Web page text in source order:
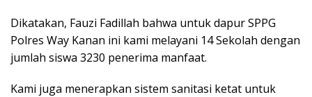
Dikatakan, Fauzi Fadillah bahwa untuk dapur SPPG
Polres Way Kanan ini kami melayani 14 Sekolah dengan
jumlah siswa 3230 penerima manfaat.
Kami juga menerapkan sistem sanitasi ketat untuk